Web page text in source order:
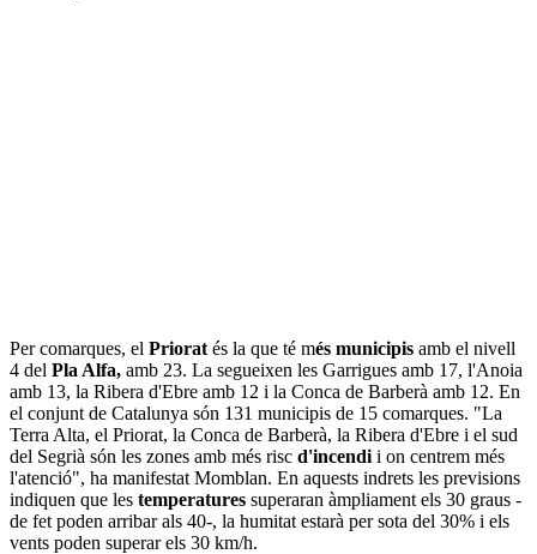
Per comarques, el Priorat és la que té més municipis amb el nivell
4 del Pla Alfa, amb 23. La segueixen les Garrigues amb 17, l'Anoia
amb 13, la Ribera d'Ebre amb 12 i la Conca de Barberà amb 12. En
el conjunt de Catalunya són 131 municipis de 15 comarques. "La
Terra Alta, el Priorat, la Conca de Barberà, la Ribera d'Ebre i el sud
del Segrià són les zones amb més risc d'incendi i on centrem més
l'atenció", ha manifestat Momblan. En aquests indrets les previsions
indiquen que les temperatures superaran àmpliament els 30 graus -
de fet poden arribar als 40-, la humitat estarà per sota del 30% i els
vents poden superar els 30 km/h.